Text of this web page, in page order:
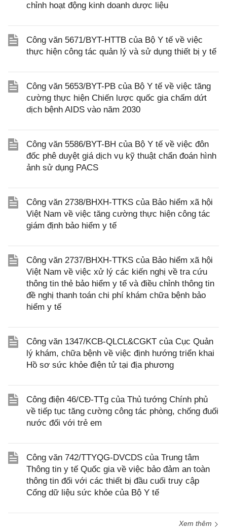
chỉnh hoạt động kinh doanh dược liệu
Công văn 5671/BYT-HTTB của Bộ Y tế về việc
thực hiện công tác quản lý và sử dụng thiết bị y tế
Công văn 5653/BYT-PB của Bộ Y tế về việc tăng
cường thực hiện Chiến lược quốc gia chấm dứt
dịch bệnh AIDS vào năm 2030
Công văn 5586/BYT-BH của Bộ Y tế về việc đôn
đốc phê duyệt giá dịch vụ kỹ thuật chẩn đoán hình
ảnh sử dụng PACS
Công văn 2738/BHXH-TTKS của Bảo hiểm xã hội
Việt Nam về việc tăng cường thực hiện công tác
giám định bảo hiểm y tế
Công văn 2737/BHXH-TTKS của Bảo hiểm xã hội
Việt Nam về việc xử lý các kiến nghị về tra cứu
thông tin thẻ bảo hiểm y tế và điều chỉnh thông tin
đề nghị thanh toán chi phí khám chữa bệnh bảo
hiểm y tế
Công văn 1347/KCB-QLCL&CGKT của Cục Quản
lý khám, chữa bệnh về việc định hướng triển khai
Hồ sơ sức khỏe điện tử tại địa phương
Công điện 46/CĐ-TTg của Thủ tướng Chính phủ
về tiếp tục tăng cường công tác phòng, chống đuối
nước đối với trẻ em
Công văn 742/TTYQG-DVCDS của Trung tâm
Thông tin y tế Quốc gia về việc bảo đảm an toàn
thông tin đối với các thiết bị đầu cuối truy cập
Cổng dữ liệu sức khỏe của Bộ Y tế
Xem thêm